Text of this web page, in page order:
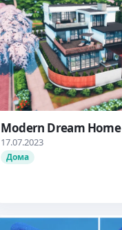
Modern Dream Home
17.07.2023
Дома